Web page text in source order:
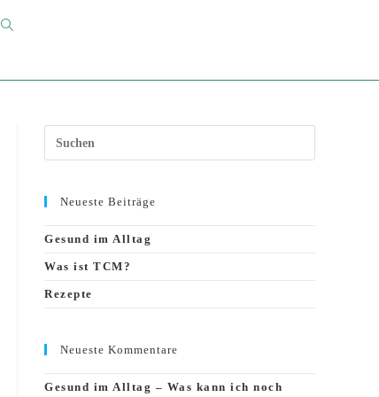
Website-
Neueste Beiträge
Gesund im Alltag
Was ist TCM?
Rezepte
Neueste Kommentare
Gesund im Alltag – Was kann ich noch